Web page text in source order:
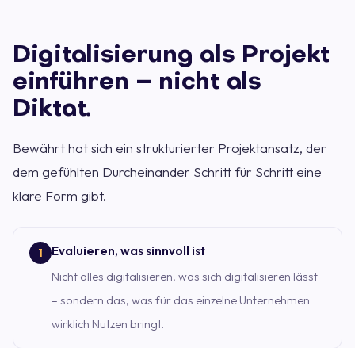
Digitalisierung als Projekt
einführen – nicht als
Diktat.
Bewährt hat sich ein strukturierter Projektansatz, der
dem gefühlten Durcheinander Schritt für Schritt eine
klare Form gibt.
1 Evaluieren, was sinnvoll ist
Nicht alles digitalisieren, was sich digitalisieren lässt
– sondern das, was für das einzelne Unternehmen
wirklich Nutzen bringt.